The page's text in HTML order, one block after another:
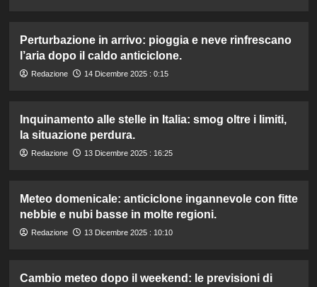
Perturbazione in arrivo: pioggia e neve rinfrescano
l’aria dopo il caldo anticiclone.
Redazione 14 Dicembre 2025 : 0:15
Inquinamento alle stelle in Italia: smog oltre i limiti,
la situazione perdura.
Redazione 13 Dicembre 2025 : 16:25
Meteo domenicale: anticiclone ingannevole con fitte
nebbie e nubi basse in molte regioni.
Redazione 13 Dicembre 2025 : 10:10
Cambio meteo dopo il weekend: le previsioni di